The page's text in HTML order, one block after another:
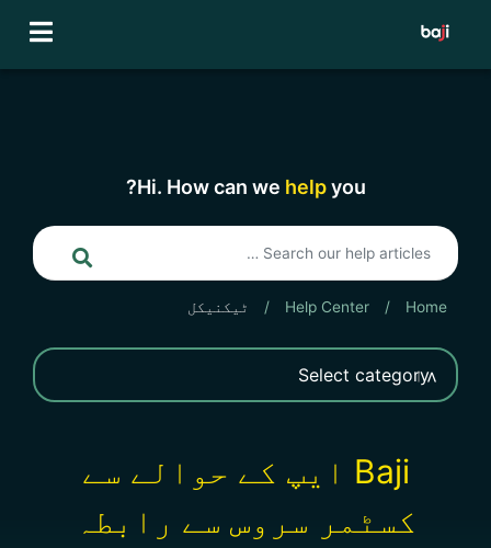
Hi. How can we helpyou?
Home
/
Help Center
/ ٹیکنیکل
Baji ایپ کے حوالے سے
کسٹمر سروس سے رابطہ